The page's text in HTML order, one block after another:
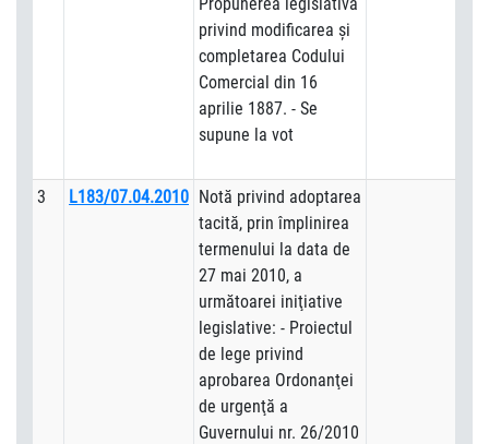
privind modificarea şi
completarea Codului
Comercial din 16
aprilie 1887. - Se
supune la vot
3 L183/07.04.2010 Notă privind adoptarea
tacită, prin împlinirea
termenului la data de
27 mai 2010, a
următoarei iniţiative
legislative: - Proiectul
de lege privind
aprobarea Ordonanţei
de urgenţă a
Guvernului nr. 26/2010